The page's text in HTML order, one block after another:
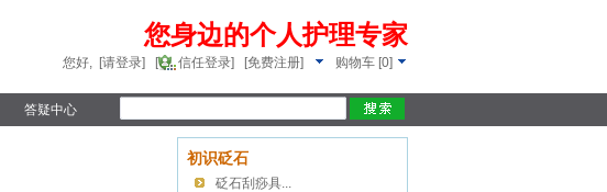
您身边的个人护理专家
您好, [请登录] [ 信任登录] [免费注册] 购物车[0]
答疑中心
初识砭石
砭石刮痧具...